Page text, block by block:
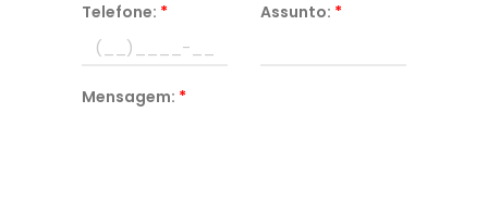
Telefone: * Assunto: *
Mensagem: *